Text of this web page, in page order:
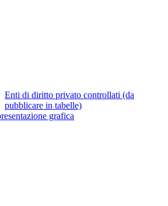
Enti di diritto privato controllati (da
pubblicare in tabelle)
grafica